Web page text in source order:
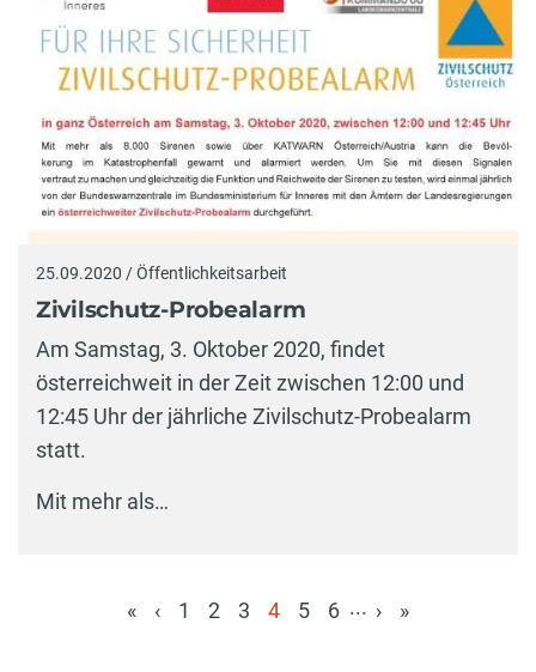
25.09.2020 / Öffentlichkeitsarbeit
Zivilschutz-Probealarm
Am Samstag, 3. Oktober 2020, findet
österreichweit in der Zeit zwischen 12:00 und
12:45 Uhr der jährliche Zivilschutz-Probealarm
statt.
Mit mehr als…
« ‹ 1 2 3
4
5 6 ... › »